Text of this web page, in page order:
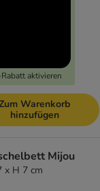
aktivieren
Warenkorb
hinzufügen
Mijou
x H 7 cm